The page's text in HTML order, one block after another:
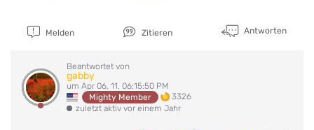
Melden Zitieren Antworten
Beantwortet von
gabby
um Apr 06, 11, 06:15:50 PM
Mighty Member
3326
zuletzt aktiv vor einem Jahr